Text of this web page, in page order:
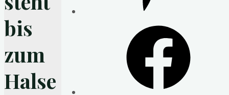
bis
zum
Halse